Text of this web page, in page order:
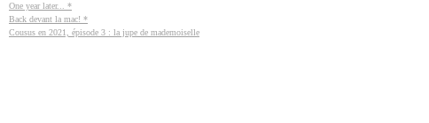
One year later... *
Back devant la mac! *
Cousus en 2021, épisode 3 : la jupe de mademoiselle